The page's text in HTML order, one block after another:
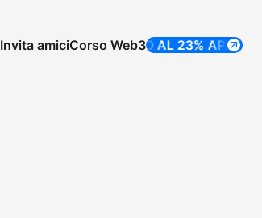
Invita amiciCorso Web3FINO AL 23% APR